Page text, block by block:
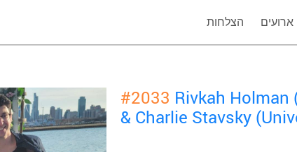
הצלחות ארועים
#2033 Rivkah Holman
& Charlie Stavsky